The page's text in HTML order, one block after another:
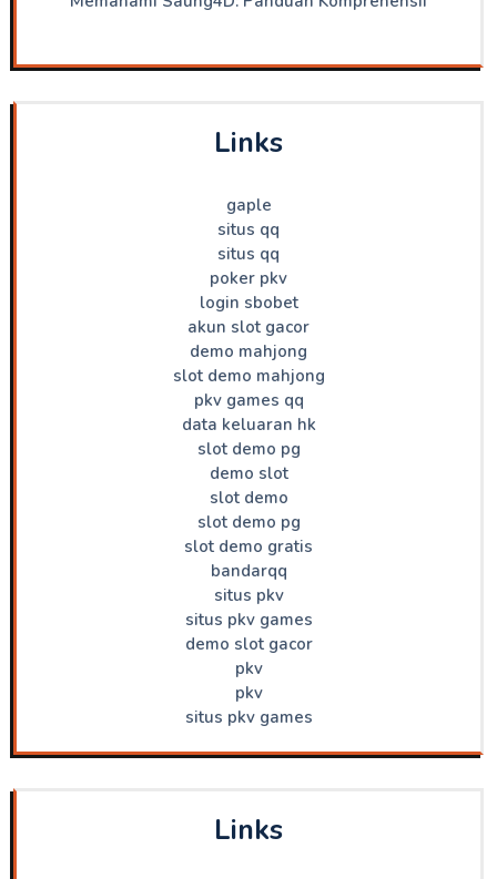
Links
gaple
situs qq
situs qq
poker pkv
login sbobet
akun slot gacor
demo mahjong
slot demo mahjong
pkv games qq
data keluaran hk
slot demo pg
demo slot
slot demo
slot demo pg
slot demo gratis
bandarqq
situs pkv
situs pkv games
demo slot gacor
pkv
pkv
situs pkv games
Links